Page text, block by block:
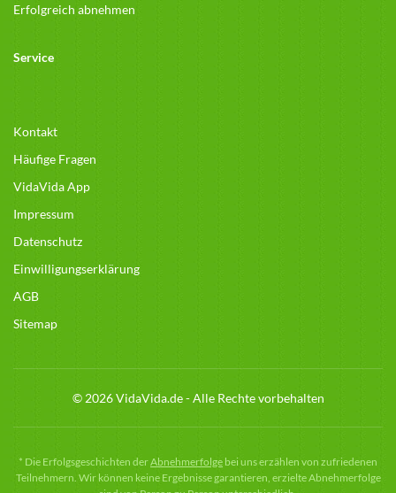
Erfolgreich abnehmen
Service
Kontakt
Häufige Fragen
VidaVida App
Impressum
Datenschutz
Einwilligungserklärung
AGB
Sitemap
© 2026 VidaVida.de - Alle Rechte vorbehalten
* Die Erfolgsgeschichten derAbnehmerfolge bei uns erzählen von zufriedenen
Teilnehmern. Wir können keine Ergebnisse garantieren, erzielte Abnehmerfolge